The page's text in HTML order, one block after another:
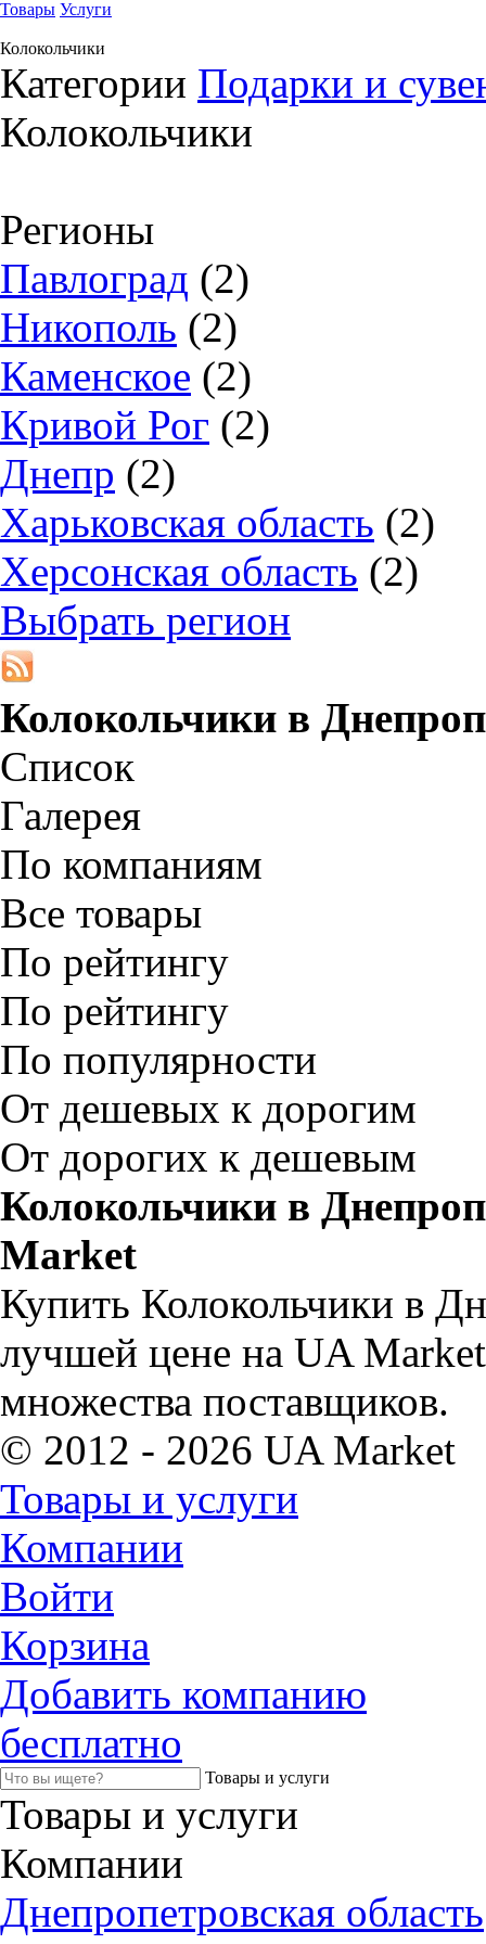
Товары Услуги
Колокольчики
Категории Подарки и
Колокольчики
Регионы
Павлоград (2)
Никополь (2)
Каменское (2)
Кривой Рог (2)
Днепр (2)
Харьковская область (2)
Херсонская область (2)
Выбрать регион
Колокольчики в
Список
Галерея
По компаниям
Все товары
По рейтингу
По рейтингу
По популярности
От дешевых к дорогим
От дорогих к дешевым
Колокольчики в
Market
Купить Колокольчики в
лучшей цене на UA
множества поставщиков.
© 2012 - 2026 UA Market
Товары и услуги
Компании
Войти
Корзина
Добавить компанию
бесплатно
Товары и услуги
Товары и услуги
Компании
Днепропетровская область